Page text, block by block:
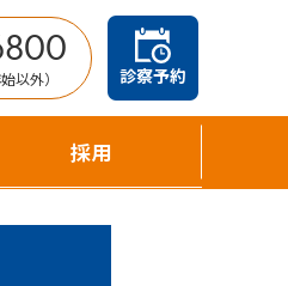
以外） 診察予約
採用